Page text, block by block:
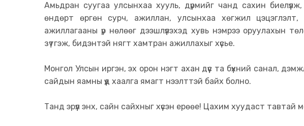
Амьдран суугаа улсынхаа хууль, дүрмийг чанд сахин
өндөрт өргөн сурч, ажиллан, улсынхаа хөгжил
ажиллагааны үр нөлөөг дээшлүүлэхэд хувь нэмрээ оруулахын
зүтгэж, бидэнтэй нягт хамтран ажиллахыг хүсье.
Монгол Улсын иргэн, эх орон нэгт ахан дүүс та бүхний санал,
сайдын яамны үүд хаалга ямагт нээлттэй байх болно.
Танд эрүүл энх, сайн сайхныг хүсэн ерөөе! Цахим хуудаст тавтай